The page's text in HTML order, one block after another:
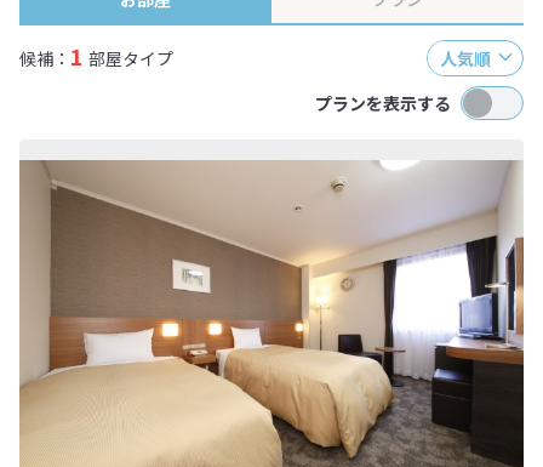
候補： 1 部屋タイプ
人気順
プランを表示する